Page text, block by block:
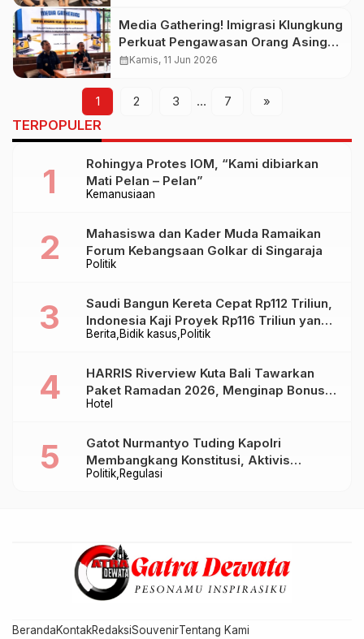
Media Gathering! Imigrasi Klungkung
Perkuat Pengawasan Orang Asing
dan Siapkan Layanan Inovatif bagi
calendar_monthKamis, 11 Jun 2026
1 2 3 … 7 »
TERPOPULER
Kemanusiaan
Rohingya Protes IOM, “Kami dibiarkan
Mati Pelan – Pelan”
Politik
Mahasiswa dan Kader Muda Ramaikan
Forum Kebangsaan Golkar di Singaraja
Berita Bidik kasus Politik
Saudi Bangun Kereta Cepat Rp112 Triliun,
Indonesia Kaji Proyek Rp116 Triliun yang
Baru Sampai Bandung
Hotel
HARRIS Riverview Kuta Bali Tawarkan
Paket Ramadan 2026, Menginap Bonus
Takjil hingga Bukber Mulai Rp88.888
Politik Regulasi
Gatot Nurmantyo Tuding Kapolri
Membangkang Konstitusi, Aktivis
Tegaskan Polri Tak Punya Sejarah
BerandaKontakRedaksiSouvenirTentang Kami